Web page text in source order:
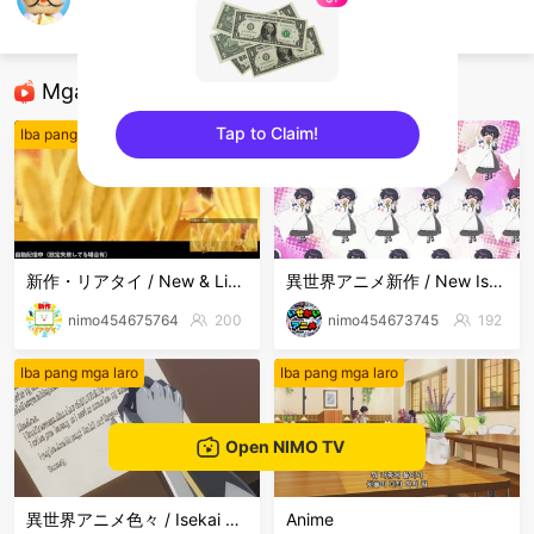
Mga Nirerekominda Na Mga Streamer
Iba pang mga laro
新作・リアタイ / New & Live Streams
nimo454675764 200
Iba pang mga laro
異世界アニメ新作 / New Isekai Anime
nimo454673745 192
Iba pang mga laro
異世界アニメ色々 / Isekai Anime Mix
Iba pang mga laro
Anime
Open NIMO TV
Tap to Claim!
sentinelEnd